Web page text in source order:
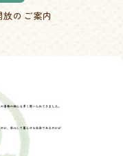
のご案内